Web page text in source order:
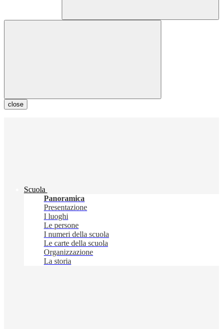
close
Scuola
Panoramica
Presentazione
I luoghi
Le persone
I numeri della scuola
Le carte della scuola
Organizzazione
La storia